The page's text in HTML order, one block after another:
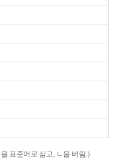
표준어로 삼고, ㄴ을 버림.)